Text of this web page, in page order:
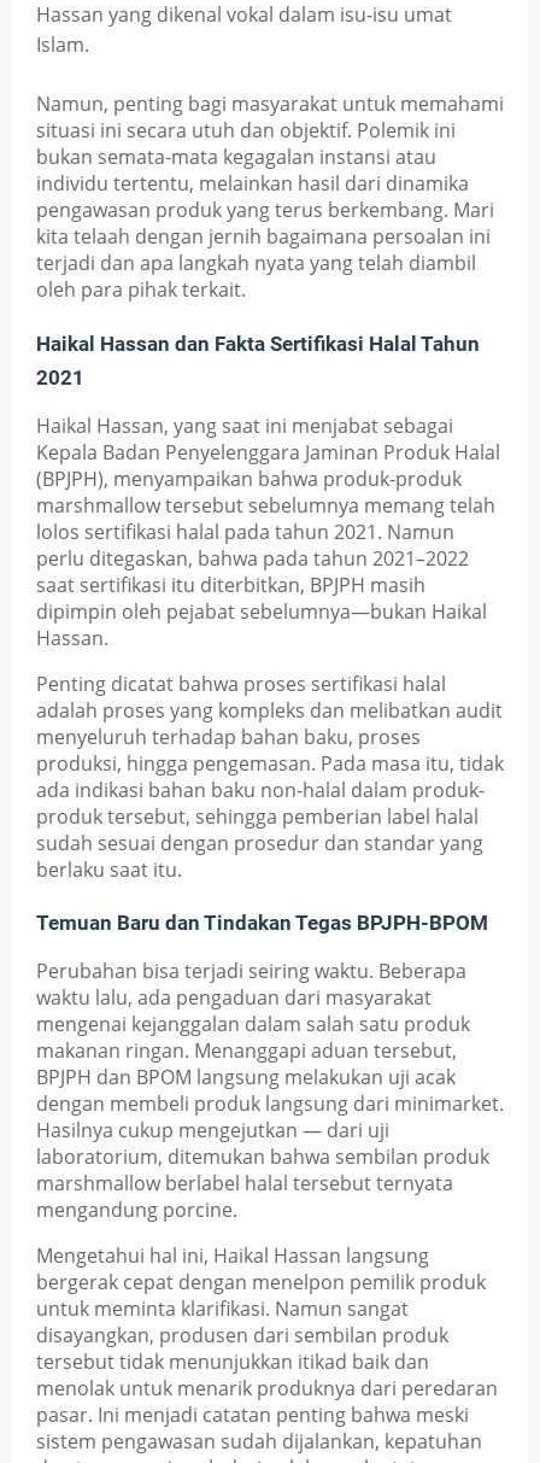
Hassan yang dikenal vokal dalam isu-isu umat
Islam.
Namun, penting bagi masyarakat untuk memahami
situasi ini secara utuh dan objektif. Polemik ini
bukan semata-mata kegagalan instansi atau
individu tertentu, melainkan hasil dari dinamika
pengawasan produk yang terus berkembang. Mari
kita telaah dengan jernih bagaimana persoalan ini
terjadi dan apa langkah nyata yang telah diambil
oleh para pihak terkait.
Haikal Hassan dan Fakta Sertifikasi Halal Tahun
2021
Haikal Hassan, yang saat ini menjabat sebagai
Kepala Badan Penyelenggara Jaminan Produk Halal
(BPJPH), menyampaikan bahwa produk-produk
marshmallow tersebut sebelumnya memang telah
lolos sertifikasi halal pada tahun 2021. Namun
perlu ditegaskan, bahwa pada tahun 2021–2022
saat sertifikasi itu diterbitkan, BPJPH masih
dipimpin oleh pejabat sebelumnya—bukan Haikal
Hassan.
Penting dicatat bahwa proses sertifikasi halal
adalah proses yang kompleks dan melibatkan audit
menyeluruh terhadap bahan baku, proses
produksi, hingga pengemasan. Pada masa itu, tidak
ada indikasi bahan baku non-halal dalam produk-
produk tersebut, sehingga pemberian label halal
sudah sesuai dengan prosedur dan standar yang
berlaku saat itu.
Temuan Baru dan Tindakan Tegas BPJPH-BPOM
Perubahan bisa terjadi seiring waktu. Beberapa
waktu lalu, ada pengaduan dari masyarakat
mengenai kejanggalan dalam salah satu produk
makanan ringan. Menanggapi aduan tersebut,
BPJPH dan BPOM langsung melakukan uji acak
dengan membeli produk langsung dari minimarket.
Hasilnya cukup mengejutkan — dari uji
laboratorium, ditemukan bahwa sembilan produk
marshmallow berlabel halal tersebut ternyata
mengandung porcine.
Mengetahui hal ini, Haikal Hassan langsung
bergerak cepat dengan menelpon pemilik produk
untuk meminta klarifikasi. Namun sangat
disayangkan, produsen dari sembilan produk
tersebut tidak menunjukkan itikad baik dan
menolak untuk menarik produknya dari peredaran
pasar. Ini menjadi catatan penting bahwa meski
sistem pengawasan sudah dijalankan, kepatuhan